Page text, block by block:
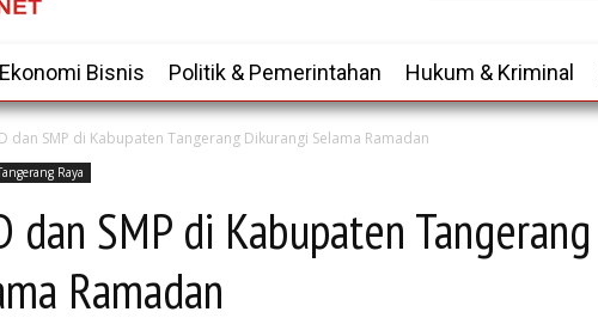
Ekonomi Bisnis Politik & Pemerintahan Hukum & Kriminal
dan SMP di Kabupaten Tangerang Dikurangi Selama Ramadan
Raya
dan SMP di Kabupaten Tangerang
Ramadan